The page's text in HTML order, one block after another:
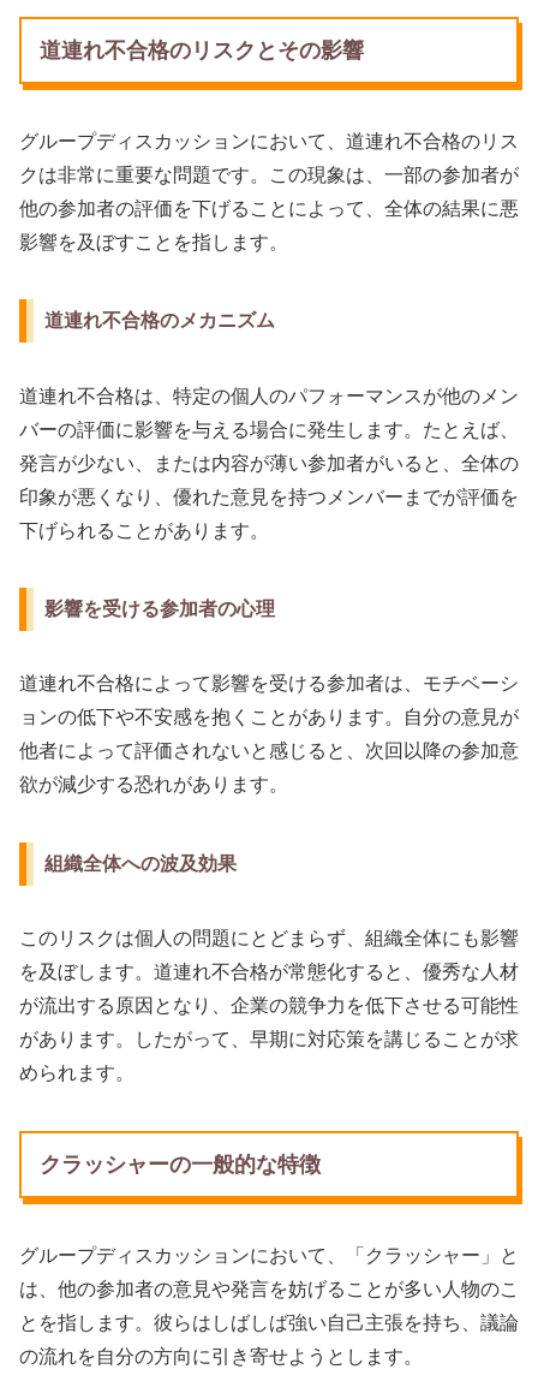
道連れ不合格のリスクとその影響
グループディスカッションにおいて、道連れ不合格のリス
クは非常に重要な問題です。この現象は、一部の参加者が
他の参加者の評価を下げることによって、全体の結果に悪
影響を及ぼすことを指します。
道連れ不合格のメカニズム
道連れ不合格は、特定の個人のパフォーマンスが他のメン
バーの評価に影響を与える場合に発生します。たとえば、
発言が少ない、または内容が薄い参加者がいると、全体の
印象が悪くなり、優れた意見を持つメンバーまでが評価を
下げられることがあります。
影響を受ける参加者の心理
道連れ不合格によって影響を受ける参加者は、モチベーシ
ョンの低下や不安感を抱くことがあります。自分の意見が
他者によって評価されないと感じると、次回以降の参加意
欲が減少する恐れがあります。
組織全体への波及効果
このリスクは個人の問題にとどまらず、組織全体にも影響
を及ぼします。道連れ不合格が常態化すると、優秀な人材
が流出する原因となり、企業の競争力を低下させる可能性
があります。したがって、早期に対応策を講じることが求
められます。
クラッシャーの一般的な特徴
グループディスカッションにおいて、「クラッシャー」と
は、他の参加者の意見や発言を妨げることが多い人物のこ
とを指します。彼らはしばしば強い自己主張を持ち、議論
の流れを自分の方向に引き寄せようとします。